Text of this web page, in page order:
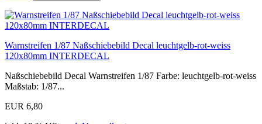
Warnstreifen 1/87 Naßschiebebild Decal leuchtgelb-rot-weiss
120x80mm INTERDECAL
Naßschiebebild Decal Warnstreifen 1/87 Farbe: leuchtgelb-rot-weiss
Maßstab: 1/87...
EUR 6,80